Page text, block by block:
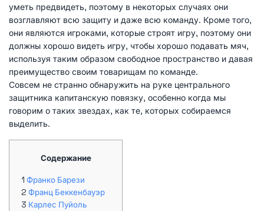
уметь предвидеть, поэтому в некоторых случаях они
возглавляют всю защиту и даже всю команду. Кроме того,
они являются игроками, которые строят игру, поэтому они
должны хорошо видеть игру, чтобы хорошо подавать мяч,
используя таким образом свободное пространство и давая
преимущество своим товарищам по команде.
Совсем не странно обнаружить на руке центрального
защитника капитанскую повязку, особенно когда мы
говорим о таких звездах, как те, которых собираемся
выделить.
Содержание
Франко Барези
Франц Беккенбауэр
Карлес Пуйоль